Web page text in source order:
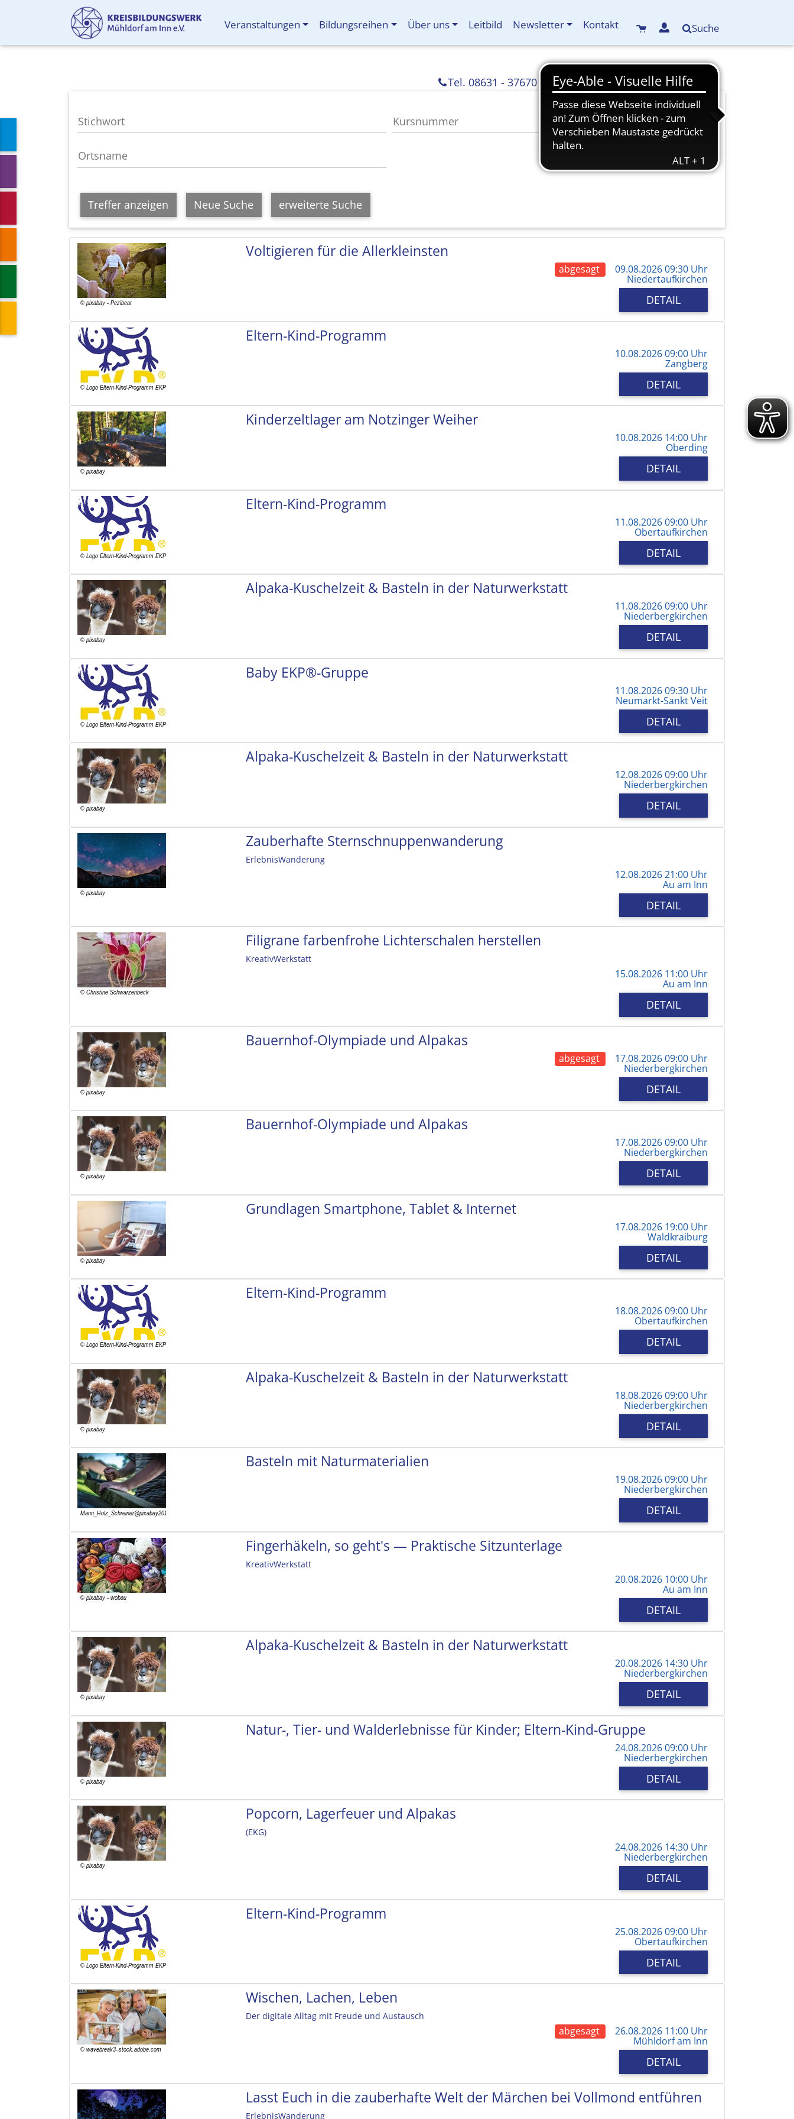
Veranstaltungen Bildungsreihen Über uns Leitbild Newsletter Kontakt Suche
info(at)kreisbildungswerk-mdf.de
Tel. 08631 - 37670
Treffer anzeigen Neue Suche erweiterte Suche
Voltigieren für die Allerkleinsten
abgesagt 09.08.2026 09:30 Uhr
Niedertaufkirchen
DETAIL
Eltern-Kind-Programm
10.08.2026 09:00 Uhr
Zangberg
DETAIL
Kinderzeltlager am Notzinger Weiher
10.08.2026 14:00 Uhr
Oberding
DETAIL
Eltern-Kind-Programm
11.08.2026 09:00 Uhr
Obertaufkirchen
DETAIL
Alpaka-Kuschelzeit & Basteln in der Naturwerkstatt
11.08.2026 09:00 Uhr
Niederbergkirchen
DETAIL
Baby EKP®-Gruppe
11.08.2026 09:30 Uhr
Neumarkt-Sankt Veit
DETAIL
Alpaka-Kuschelzeit & Basteln in der Naturwerkstatt
12.08.2026 09:00 Uhr
Niederbergkirchen
DETAIL
Zauberhafte Sternschnuppenwanderung
ErlebnisWanderung
12.08.2026 21:00 Uhr
Au am Inn
DETAIL
Filigrane farbenfrohe Lichterschalen herstellen
KreativWerkstatt
15.08.2026 11:00 Uhr
Au am Inn
DETAIL
Bauernhof-Olympiade und Alpakas
abgesagt 17.08.2026 09:00 Uhr
Niederbergkirchen
DETAIL
Bauernhof-Olympiade und Alpakas
17.08.2026 09:00 Uhr
Niederbergkirchen
DETAIL
Grundlagen Smartphone, Tablet & Internet
17.08.2026 19:00 Uhr
Waldkraiburg
DETAIL
Eltern-Kind-Programm
18.08.2026 09:00 Uhr
Obertaufkirchen
DETAIL
Alpaka-Kuschelzeit & Basteln in der Naturwerkstatt
18.08.2026 09:00 Uhr
Niederbergkirchen
DETAIL
Basteln mit Naturmaterialien
19.08.2026 09:00 Uhr
Niederbergkirchen
DETAIL
Fingerhäkeln, so geht's — Praktische Sitzunterlage
KreativWerkstatt
20.08.2026 10:00 Uhr
Au am Inn
DETAIL
Alpaka-Kuschelzeit & Basteln in der Naturwerkstatt
20.08.2026 14:30 Uhr
Niederbergkirchen
DETAIL
Natur-, Tier- und Walderlebnisse für Kinder; Eltern-Kind-Gruppe
24.08.2026 09:00 Uhr
Niederbergkirchen
DETAIL
Popcorn, Lagerfeuer und Alpakas
(EKG)
24.08.2026 14:30 Uhr
Niederbergkirchen
DETAIL
Eltern-Kind-Programm
25.08.2026 09:00 Uhr
Obertaufkirchen
DETAIL
Wischen, Lachen, Leben
Der digitale Alltag mit Freude und Austausch
abgesagt 26.08.2026 11:00 Uhr
Mühldorf am Inn
DETAIL
Lasst Euch in die zauberhafte Welt der Märchen bei Vollmond entführen
ErlebnisWanderung